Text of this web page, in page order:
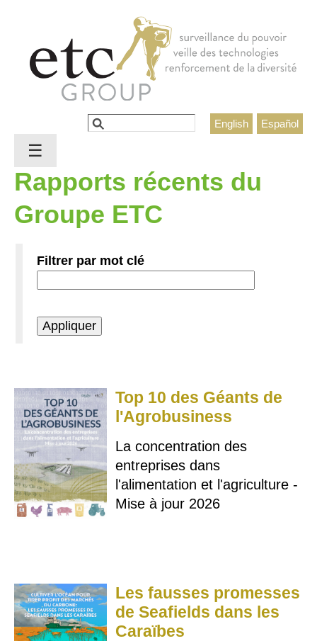
Español
English
Formulaire de recherche
Rechercher
Rapports récents du
Groupe ETC
Filtrer par mot clé
Top 10 des Géants de
l'Agrobusiness
La concentration des
entreprises dans
l'alimentation et l'agriculture -
Mise à jour 2026
Les fausses promesses
de Seafields dans les
Caraïbes
☰